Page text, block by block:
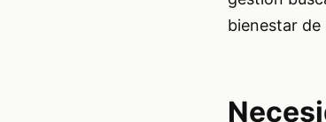
bienestar